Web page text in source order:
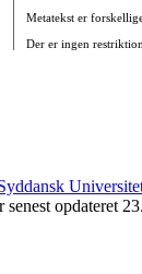
Metatekst er
Der er ingen
senest opdateret